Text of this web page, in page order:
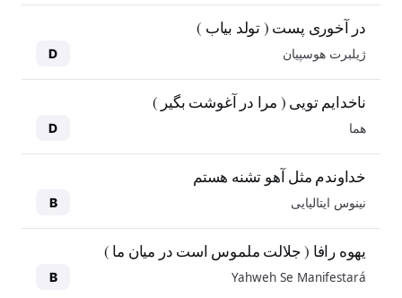
در آخوری پست ( تولد بیاب )
ژیلبرت هوسپیان D
ناخدایم تویی ( مرا در آغوشت بگیر )
هما D
خداوندم مثل آهو تشنه هستم
نینوس ایتالیایی B
یهوه رافا ( جلالت ملموس است در میان ما )
Yahweh Se Manifestará
B